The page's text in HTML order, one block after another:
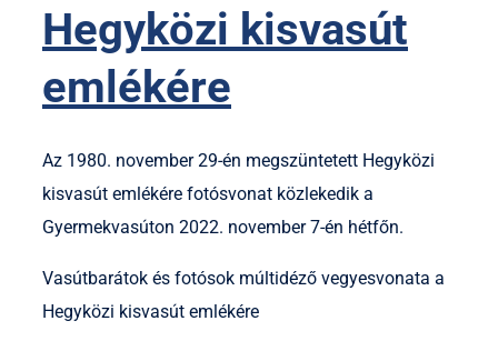
Hegyközi kisvasút
emlékére
Az 1980. november 29-én megszüntetett Hegyközi
kisvasút emlékére fotósvonat közlekedik a
Gyermekvasúton 2022. november 7-én hétfőn.
Vasútbarátok és fotósok múltidéző vegyesvonata a
Hegyközi kisvasút emlékére